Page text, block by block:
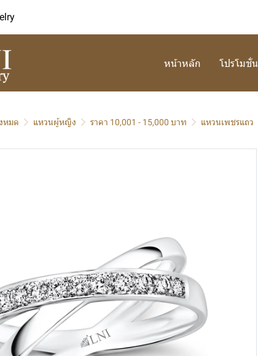
หน้าหลัก โปรโมชั่น
หมด แหวนผู้หญิง ราคา 10,001 - 15,000 บาท แหวนเพชรแถว